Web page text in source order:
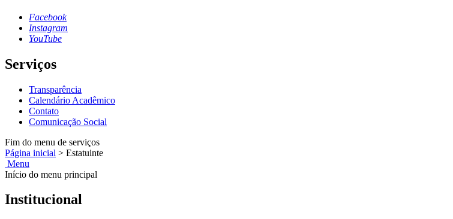
Facebook
Instagram
YouTube
Serviços
Transparência
Calendário Acadêmico
Contato
Comunicação Social
Fim do menu de serviços
Página inicial > Estatuinte
Menu
Início do menu principal
Institucional